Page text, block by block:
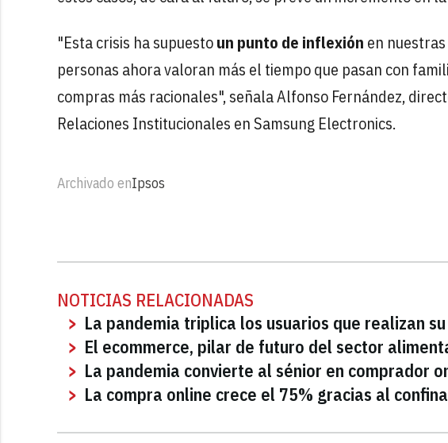
"Esta crisis ha supuestoun punto de inflexión en nuestras
personas ahora valoran más el tiempo que pasan con
compras más racionales", señala Alfonso Fernández,
Relaciones Institucionales en Samsung Electronics.
Archivado enIpsos
NOTICIAS RELACIONADAS
La pandemia triplica los usuarios que realizan
El ecommerce, pilar de futuro del sector
La pandemia convierte al sénior en comprador
La compra online crece el 75% gracias al